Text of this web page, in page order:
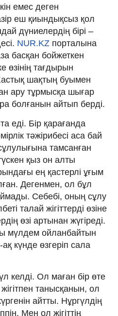
емес деген
еш қиындықсыз қол
дүниелердің бірі –
NUR.KZ порталына
басқан бойжеткен
өзінің тағдырын
шақтың буымен
ару тұрмысқа шығар
болғанын айтып берді.
еді. Бір қарағанда
тәжірибесі аса бай
тамсанған
қыз он алты
ең қастерлі ұғым
Дегенмен, ол бұл
Себебі, оның сұлу
талай жігіттерді өзіне
өзі артынан жүгіреді.
мүлдем ойланбайтын
күнде өзгеріп сала
келді. Ол маған бір өте
танысқанын, ол
айтты. Нұргүлдің
Мен ол жігіттің